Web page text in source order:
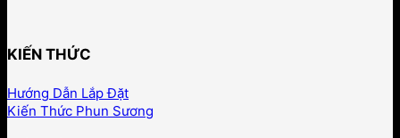
KIẾN THỨC
Hướng Dẫn Lắp Đặt
Kiến Thức Phun Sương